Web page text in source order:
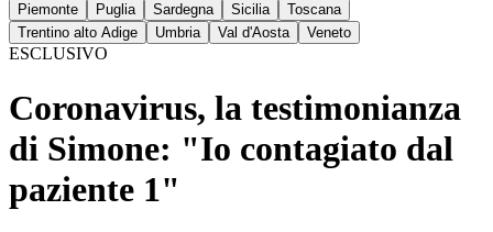
Piemonte
Puglia Sardegna Sicilia
Toscana
Trentino alto Adige
Umbria Val d'Aosta Veneto
ESCLUSIVO
Coronavirus, la testimonianza
di Simone: "Io contagiato dal
paziente 1"